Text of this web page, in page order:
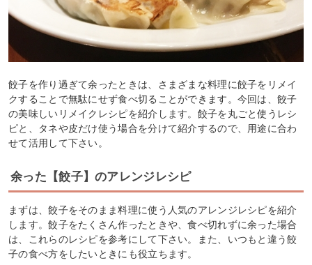
餃子を作り過ぎて余ったときは、さまざまな料理に餃子をリメイ
クすることで無駄にせず食べ切ることができます。今回は、餃子
の美味しいリメイクレシピを紹介します。餃子を丸ごと使うレシ
ピと、タネや皮だけ使う場合を分けて紹介するので、用途に合わ
せて活用して下さい。
余った【餃子】のアレンジレシピ
まずは、餃子をそのまま料理に使う人気のアレンジレシピを紹介
します。餃子をたくさん作ったときや、食べ切れずに余った場合
は、これらのレシピを参考にして下さい。また、いつもと違う餃
子の食べ方をしたいときにも役立ちます。